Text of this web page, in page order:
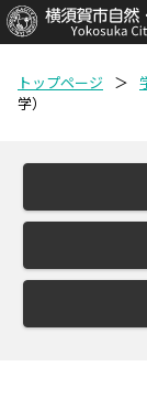
トップページ ＞
学）